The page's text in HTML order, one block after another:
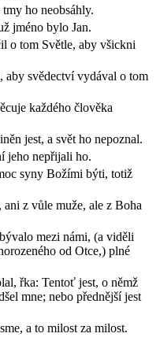
ho neobsáhly.
jméno bylo Jan.
o tom Světle, aby všickni
aby svědectví vydával o tom
každého člověka
jest, a svět ho nepoznal.
jeho nepřijali ho.
syny Božími býti, totiž
z vůle muže, ale z Boha
mezi námi, (a viděli
od Otce,) plné
řka: Tentoť jest, o němž
mne; nebo přednější jest
a to milost za milost.